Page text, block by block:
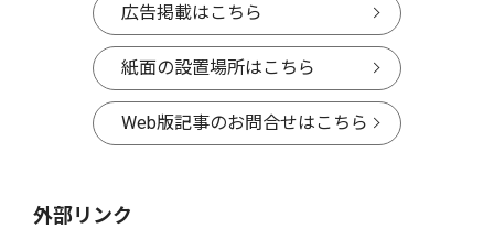
広告掲載はこちら
紙面の設置場所はこちら
Web版記事のお問合せはこちら
外部リンク